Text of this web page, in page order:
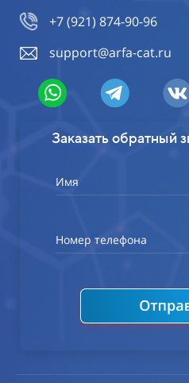
+7 (921) 874-90-96
support@arfa-cat.ru
Заказать обратный
Имя
Номер телефона